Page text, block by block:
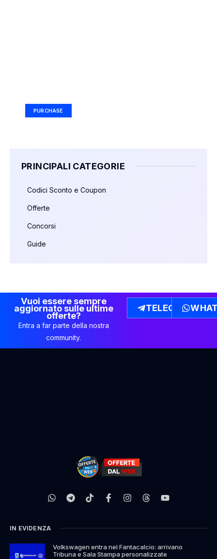
PURCHASE
PRINCIPALI CATEGORIE
Codici Sconto e Coupon
Offerte
Concorsi
Guide
Vuoi essere sempre
aggiornato sulle ultime
offerte?
Entra a far parte della nostra
community.
TELEGRAM
IN EVIDENZA
Volkswagen entra nel Fantacalcio: arrivano
Tribuna e Sala Stampa personalizzate